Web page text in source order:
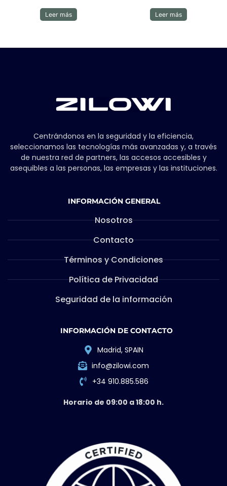
Leer más Leer más
Centrándonos en la seguridad y la eficiencia,
seleccionamos las tecnologías más avanzadas y, a través
de nuestra red de partners, las accesos accesibles y
asequibles a las personas, las empresas y las instituciones.
INFORMACIÓN GENERAL
Nosotros
Contacto
Términos y Condiciones
Política de Privacidad
Seguridad de la información
INFORMACIÓN DE CONTACTO
Madrid, SPAIN
info@zilowi.com
+34 910.885.586
Horario de 09:00 a 18:00 h.